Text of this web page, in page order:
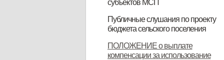
субъектов МСП
НПА
Вопрос-ответ
Имущество для бизнеса
Материалы корпорации
Коллегиальный орган
Публичные слушания по проекту
бюджета сельского поселения
ИТОГОВЫЙ ДОКУМЕНТ
публичных слушаний по проекту
ПОЛОЖЕНИЕ о выплате
компенсации за использование